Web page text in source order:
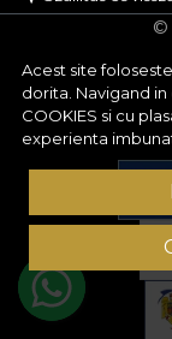
Acest site
dorita. Navigand
COOKIES si cu
experienta
©